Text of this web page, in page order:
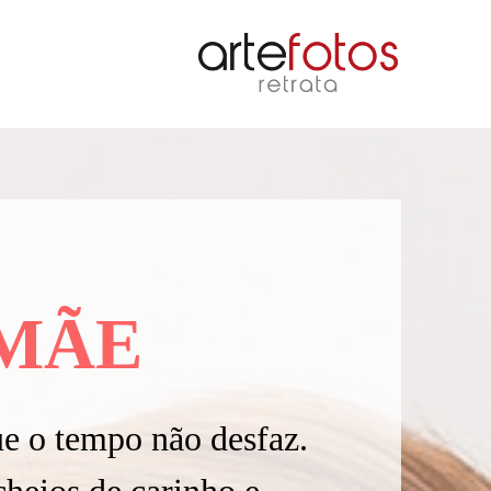
o tempo não desfaz.